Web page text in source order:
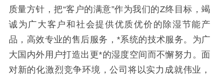
质量方针，把“客户的满意”作为我们的Z终目标，竭
诚为广大客户和社会提供优质优价的除湿节能产
品，高效专业的售后服务，*系统的技术服务。为广
大国内外用户打造出更*的湿度空间而不懈努力。面
对新的化激烈竞争环境，公司将以实力成就伟业，